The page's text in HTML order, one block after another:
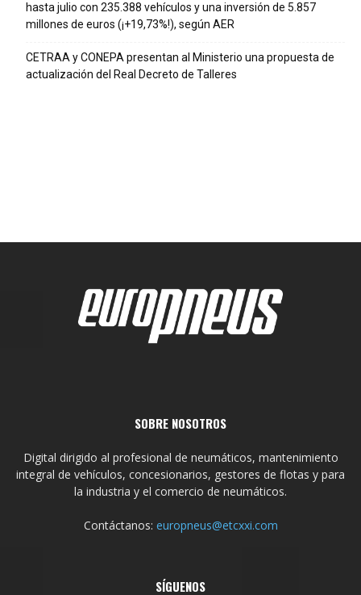
hasta julio con 235.388 vehículos y una inversión de 5.857
millones de euros (¡+19,73%!), según AER
CETRAA y CONEPA presentan al Ministerio una propuesta de
actualización del Real Decreto de Talleres
SOBRE NOSOTROS
Digital dirigido al profesional de neumáticos, mantenimiento
integral de vehículos, concesionarios, gestores de flotas y para
la industria y el comercio de neumáticos.
Contáctanos: europneus@etcxxi.com
SÍGUENOS